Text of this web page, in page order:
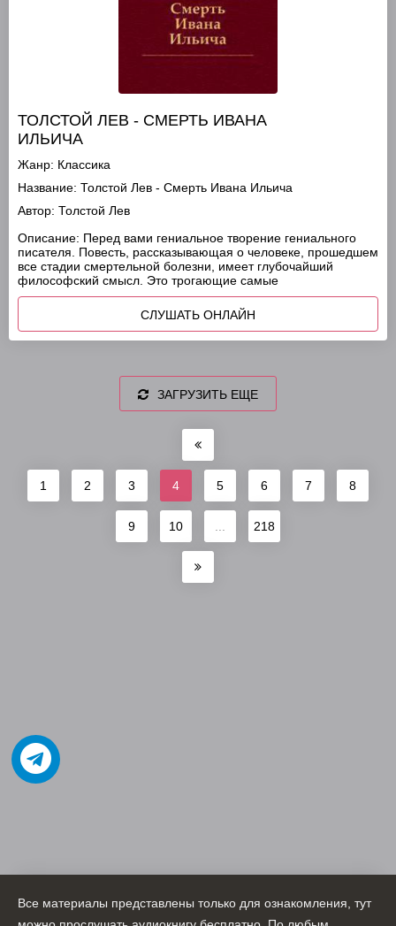
ТОЛСТОЙ ЛЕВ - СМЕРТЬ ИВАНА
ИЛЬИЧА
Жанр: Классика
Название: Толстой Лев - Смерть Ивана Ильича
Автор: Толстой Лев
Описание: Перед вами гениальное творение гениального
писателя. Повесть, рассказывающая о человеке, прошедшем
все стадии смертельной болезни, имеет глубочайший
философский смысл. Это трогающие самые
СЛУШАТЬ ОНЛАЙН
ЗАГРУЗИТЬ ЕЩЕ
1 2 3 4 5 6 7 8
9 10 218
Все материалы представлены только для ознакомления, тут